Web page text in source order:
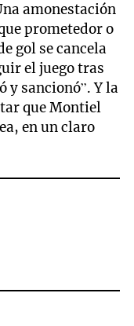
amonestación
prometedor o
gol se cancela
el juego tras
y sancionó”. Y la
que Montiel
en un claro